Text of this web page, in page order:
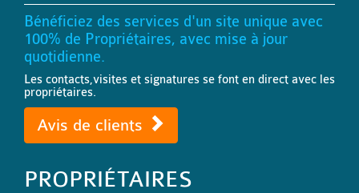
Bénéficiez des services d'un site unique avec
100% de Propriétaires, avec mise à jour
quotidienne.
Les contacts,visites et signatures se font en direct avec les
propriétaires.
Avis de clients
PROPRIÉTAIRES